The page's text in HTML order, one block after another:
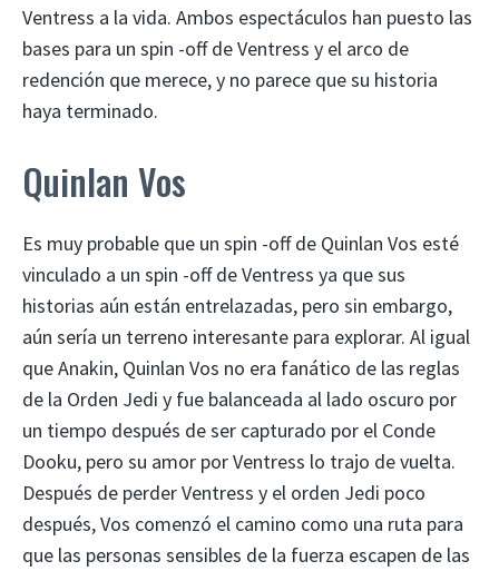
Ventress a la vida. Ambos espectáculos han puesto las
bases para un spin -off de Ventress y el arco de
redención que merece, y no parece que su historia
haya terminado.
Quinlan Vos
Es muy probable que un spin -off de Quinlan Vos esté
vinculado a un spin -off de Ventress ya que sus
historias aún están entrelazadas, pero sin embargo,
aún sería un terreno interesante para explorar. Al igual
que Anakin, Quinlan Vos no era fanático de las reglas
de la Orden Jedi y fue balanceada al lado oscuro por
un tiempo después de ser capturado por el Conde
Dooku, pero su amor por Ventress lo trajo de vuelta.
Después de perder Ventress y el orden Jedi poco
después, Vos comenzó el camino como una ruta para
que las personas sensibles de la fuerza escapen de las